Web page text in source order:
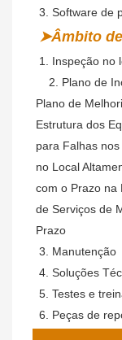
3. Software de
➤Âmbito
1. Inspeção no
   2.
Plano de
Plano de
Estrutura dos
para Falhas
no Local
com o Prazo na
de Serviços de
Prazo
3. Manutenção
4. Soluções
5. Testes e
6. Peças de